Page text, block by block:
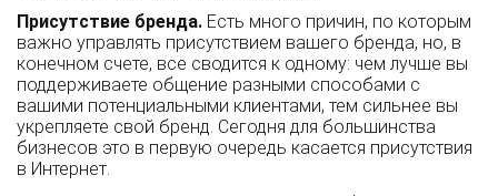
Присутствие бренда. Есть много причин, по которым
важно управлять присутствием вашего бренда, но, в
конечном счете, все сводится к одному: чем лучше вы
поддерживаете общение разными способами с
вашими потенциальными клиентами, тем сильнее вы
укрепляете свой бренд. Сегодня для большинства
бизнесов это в первую очередь касается присутствия
в Интернет.